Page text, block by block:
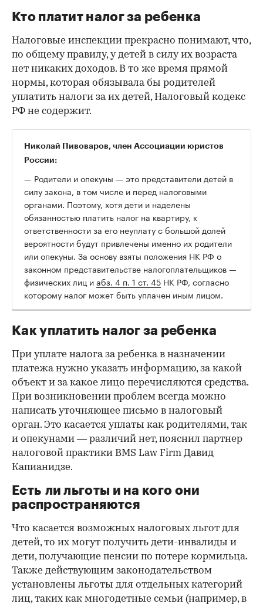
Кто платит налог за ребенка
Налоговые инспекции прекрасно понимают, что,
по общему правилу, у детей в силу их возраста
нет никаких доходов. В то же время прямой
нормы, которая обязывала бы родителей
уплатить налоги за их детей, Налоговый кодекс
РФ не содержит.
Николай Пивоваров, член Ассоциации юристов
России:
— Родители и опекуны — это представители детей в
силу закона, в том числе и перед налоговыми
органами. Поэтому, хотя дети и наделены
обязанностью платить налог на квартиру, к
ответственности за его неуплату с большой долей
вероятности будут привлечены именно их родители
или опекуны. За основу взяты положения НК РФ о
законном представительстве налогоплательщиков —
физических лиц иабз. 4 п. 1 ст. 45 НК РФ, согласно
которому налог может быть уплачен иным лицом.
Как уплатить налог за ребенка
При уплате налога за ребенка в назначении
платежа нужно указать информацию, за какой
объект и за какое лицо перечисляются средства.
При возникновении проблем всегда можно
написать уточняющее письмо в налоговый
орган. Это касается уплаты как родителями, так
и опекунами — различий нет, пояснил партнер
налоговой практики BMS Law Firm Давид
Капианидзе.
Есть ли льготы и на кого они
распространяются
Что касается возможных налоговых льгот для
детей, то их могут получить дети-инвалиды и
дети, получающие пенсии по потере кормильца.
Также действующим законодательством
установлены льготы для отдельных категорий
лиц, таких как многодетные семьи (например, в